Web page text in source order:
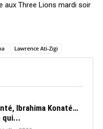
aux Three Lions mardi soir
Lawrence Ati-Zigi
Ibrahima Konaté…
qui...